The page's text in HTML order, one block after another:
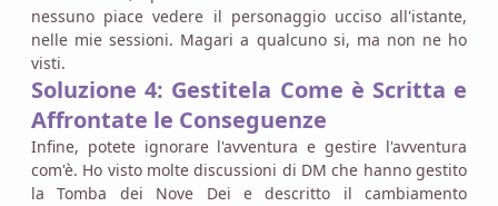
nessuno piace vedere il personaggio ucciso all'istante,
nelle mie sessioni. Magari a qualcuno si, ma non ne ho
visti.
Soluzione 4: Gestitela Come è Scritta e
Affrontate le Conseguenze
Infine, potete ignorare l'avventura e gestire l'avventura
com'è. Ho visto molte discussioni di DM che hanno gestito
la Tomba dei Nove Dei e descritto il cambiamento